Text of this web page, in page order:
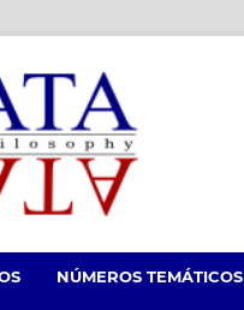
NÚMEROS TEMÁTICOS